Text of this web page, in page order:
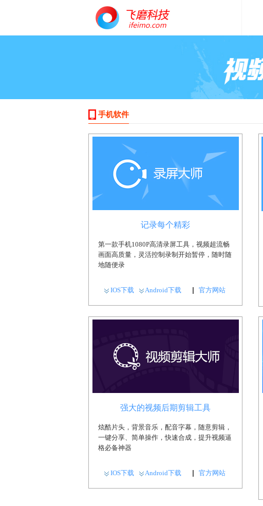
手机软件
记录每个精彩
第一款手机1080P高清录屏工具，视频超流畅
画面高质量，灵活控制录制开始暂停，随时随
地随便录
IOS下载 Android下载 官方网站
强大的视频后期剪辑工具
炫酷片头，背景音乐，配音字幕，随意剪辑，
一键分享、简单操作，快速合成，提升视频逼
格必备神器
IOS下载 Android下载 官方网站